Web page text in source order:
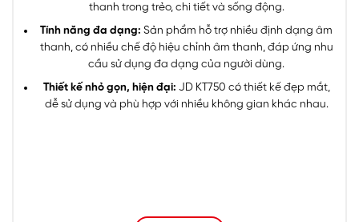
thanh trong trẻo, chi tiết và sống động.
Tính năng đa dạng: Sản phẩm hỗ trợ nhiều định dạng âm
thanh, có nhiều chế độ hiệu chỉnh âm thanh, đáp ứng nhu
cầu sử dụng đa dạng của người dùng.
Thiết kế nhỏ gọn, hiện đại: JD KT750 có thiết kế đẹp mắt,
dễ sử dụng và phù hợp với nhiều không gian khác nhau.